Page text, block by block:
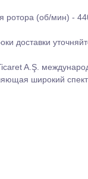
ротора (об/мин) -
доставки
A.Ş.
широкий